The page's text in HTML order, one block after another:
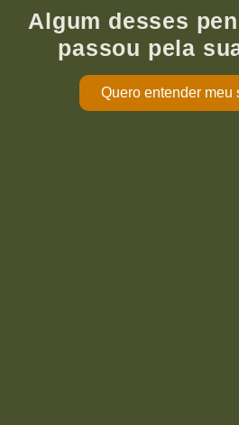
Algum desses
passou pela
Quero entender meu